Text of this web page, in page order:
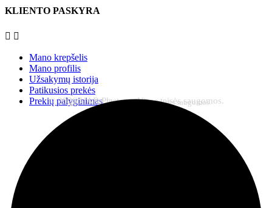
KLIENTO PASKYRA
 
Mano krepšelis
Mano profilis
Užsakymų istorija
Patikusios prekės
Prekių palyginimas
© 2026 UAB Plastena. Visos teisės saugomos.
© 2026 UAB Plastena. Visos teisės saugomos.